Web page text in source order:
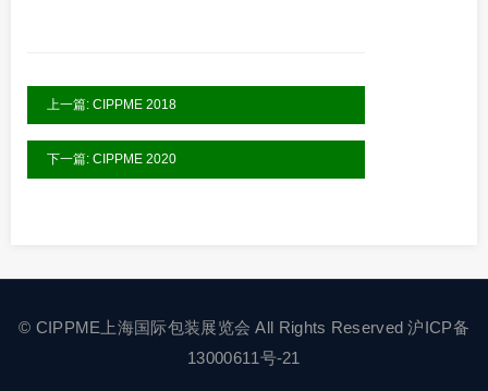
上一篇: CIPPME 2018
下一篇: CIPPME 2020
© CIPPME上海国际包装展览会 All Rights Reserved沪ICP备
13000611号-21